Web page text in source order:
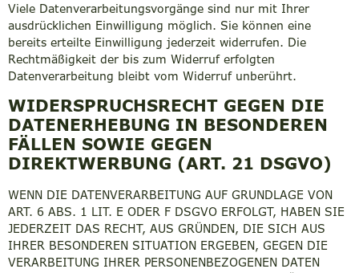
Viele Datenverarbeitungsvorgänge sind nur mit Ihrer
ausdrücklichen Einwilligung möglich. Sie können eine
bereits erteilte Einwilligung jederzeit widerrufen. Die
Rechtmäßigkeit der bis zum Widerruf erfolgten
Datenverarbeitung bleibt vom Widerruf unberührt.
WIDERSPRUCHSRECHT GEGEN DIE
DATENERHEBUNG IN BESONDEREN
FÄLLEN SOWIE GEGEN
DIREKTWERBUNG (ART. 21 DSGVO)
WENN DIE DATENVERARBEITUNG AUF GRUNDLAGE VON
ART. 6 ABS. 1 LIT. E ODER F DSGVO ERFOLGT, HABEN SIE
JEDERZEIT DAS RECHT, AUS GRÜNDEN, DIE SICH AUS
IHRER BESONDEREN SITUATION ERGEBEN, GEGEN DIE
VERARBEITUNG IHRER PERSONENBEZOGENEN DATEN